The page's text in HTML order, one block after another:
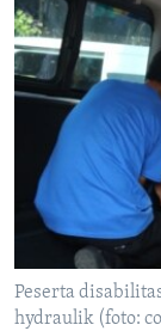
ke
Pencarian
IKUTI KAMI
Bahasa-
Peserta
hydraulik (foto: